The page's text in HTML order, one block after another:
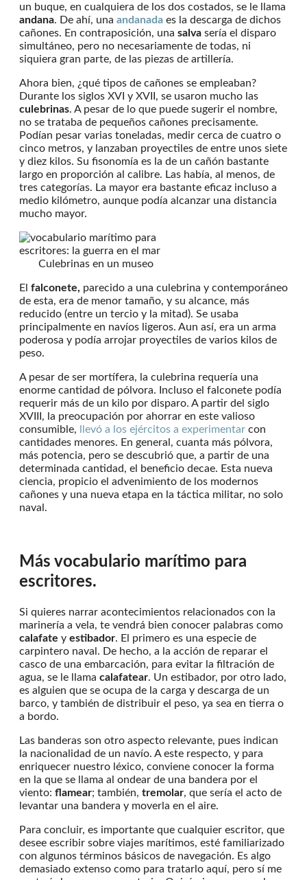
un buque, en cualquiera de los dos costados, se le llama
andana. De ahí, una andanada es la descarga de dichos
cañones. En contraposición, una salva sería el disparo
simultáneo, pero no necesariamente de todas, ni
siquiera gran parte, de las piezas de artillería.
Ahora bien, ¿qué tipos de cañones se empleaban?
Durante los siglos XVI y XVII, se usaron mucho las
culebrinas. A pesar de lo que puede sugerir el nombre,
no se trataba de pequeños cañones precisamente.
Podían pesar varias toneladas, medir cerca de cuatro o
cinco metros, y lanzaban proyectiles de entre unos siete
y diez kilos. Su fisonomía es la de un cañón bastante
largo en proporción al calibre. Las había, al menos, de
tres categorías. La mayor era bastante eficaz incluso a
medio kilómetro, aunque podía alcanzar una distancia
mucho mayor.
Culebrinas en un museo
El falconete, parecido a una culebrina y contemporáneo
de esta, era de menor tamaño, y su alcance, más
reducido (entre un tercio y la mitad). Se usaba
principalmente en navíos ligeros. Aun así, era un arma
poderosa y podía arrojar proyectiles de varios kilos de
peso.
A pesar de ser mortífera, la culebrina requería una
enorme cantidad de pólvora. Incluso el falconete podía
requerir más de un kilo por disparo. A partir del siglo
XVIII, la preocupación por ahorrar en este valioso
consumible,
llevó a los ejércitos a experimentar con
cantidades menores. En general, cuanta más pólvora,
más potencia, pero se descubrió que, a partir de una
determinada cantidad, el beneficio decae. Esta nueva
ciencia, propicio el advenimiento de los modernos
cañones y una nueva etapa en la táctica militar, no solo
naval.
Más vocabulario marítimo para
escritores.
Si quieres narrar acontecimientos relacionados con la
marinería a vela, te vendrá bien conocer palabras como
calafate y estibador. El primero es una especie de
carpintero naval. De hecho, a la acción de reparar el
casco de una embarcación, para evitar la filtración de
agua, se le llama calafatear. Un estibador, por otro lado,
es alguien que se ocupa de la carga y descarga de un
barco, y también de distribuir el peso, ya sea en tierra o
a bordo.
Las banderas son otro aspecto relevante, pues indican
la nacionalidad de un navío. A este respecto, y para
enriquecer nuestro léxico, conviene conocer la forma
en la que se llama al ondear de una bandera por el
viento: flamear; también, tremolar, que sería el acto de
levantar una bandera y moverla en el aire.
Para concluir, es importante que cualquier escritor, que
desee escribir sobre viajes marítimos, esté familiarizado
con algunos términos básicos de navegación. Es algo
demasiado extenso como para tratarlo aquí, pero sí me